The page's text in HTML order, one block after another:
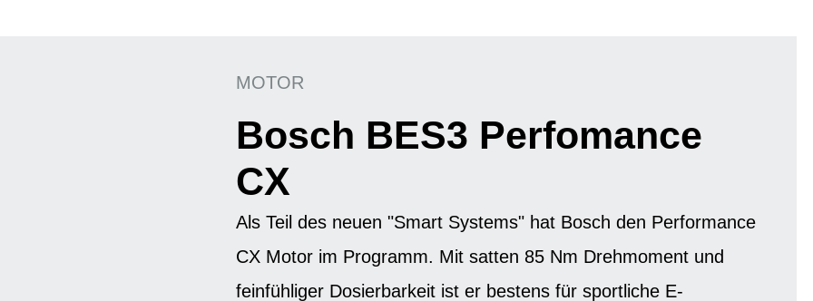
MOTOR
Bosch BES3 Perfomance
CX
Als Teil des neuen "Smart Systems" hat Bosch den Performance
CX Motor im Programm. Mit satten 85 Nm Drehmoment und
feinfühliger Dosierbarkeit ist er bestens für sportliche E-